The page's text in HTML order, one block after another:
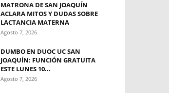
MATRONA DE SAN JOAQUÍN
ACLARA MITOS Y DUDAS SOBRE
LACTANCIA MATERNA
Agosto 7, 2026
DUMBO EN DUOC UC SAN
JOAQUÍN: FUNCIÓN GRATUITA
ESTE LUNES 10...
Agosto 7, 2026